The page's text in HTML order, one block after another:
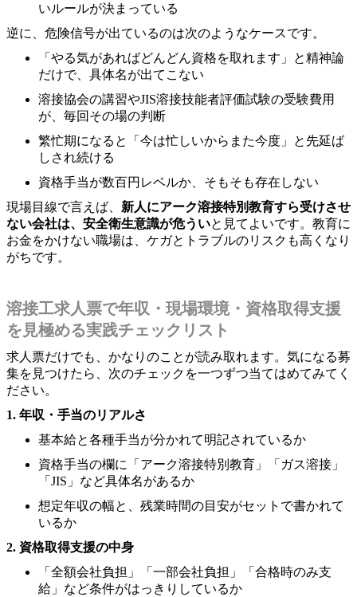
いルールが決まっている
逆に、危険信号が出ているのは次のようなケースです。
「やる気があればどんどん資格を取れます」と精神論
だけで、具体名が出てこない
溶接協会の講習やJIS溶接技能者評価試験の受験費用
が、毎回その場の判断
繁忙期になると「今は忙しいからまた今度」と先延ば
しされ続ける
資格手当が数百円レベルか、そもそも存在しない
現場目線で言えば、 新人にアーク溶接特別教育すら受けさせ
ない会社は、安全衛生意識が危ういと見てよいです。教育に
お金をかけない職場は、ケガとトラブルのリスクも高くなり
がちです。
溶接工求人票で年収・現場環境・資格取得支援
を見極める実践チェックリスト
求人票だけでも、かなりのことが読み取れます。気になる募
集を見つけたら、次のチェックを一つずつ当てはめてみてく
ださい。
1. 年収・手当のリアルさ
基本給と各種手当が分かれて明記されているか
資格手当の欄に「アーク溶接特別教育」「ガス溶接」
「JIS」など具体名があるか
想定年収の幅と、残業時間の目安がセットで書かれて
いるか
2. 資格取得支援の中身
「全額会社負担」「一部会社負担」「合格時のみ支
給」など条件がはっきりしているか